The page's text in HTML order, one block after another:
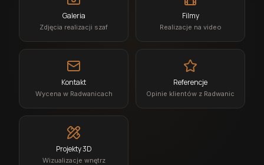
Galeria
Zdjęcia realizacji szaf
Filmy
Realizacje na video
Kontakt
Wycena w Radwanicach
Referencje
Opinie klientów z Radwanic
Projekty 3D
Wizualizacje wnętrz